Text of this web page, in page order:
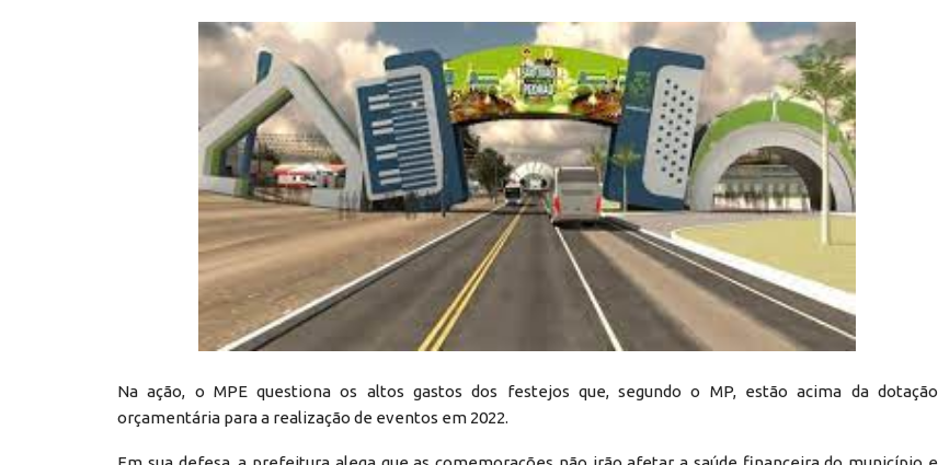
Na ação, o MPE questiona os altos gastos dos festejos que, segundo o MP, estão acima da dotação
orçamentária para a realização de eventos em 2022.